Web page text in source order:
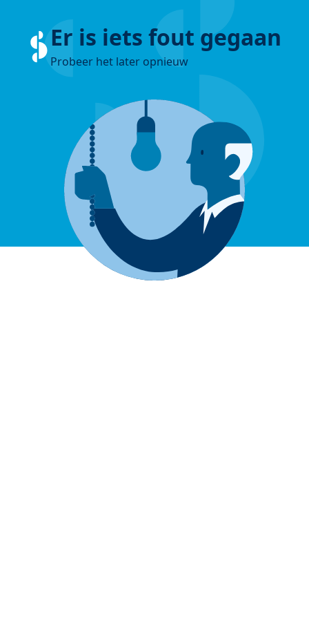
Er is iets fout gegaan
Probeer het later opnieuw